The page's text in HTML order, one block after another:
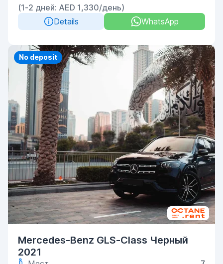
(1-2 дней: AED 1,330/день)
Details
WhatsApp
Priority
No deposit
Mercedes-Benz GLS-Class Черный
2021